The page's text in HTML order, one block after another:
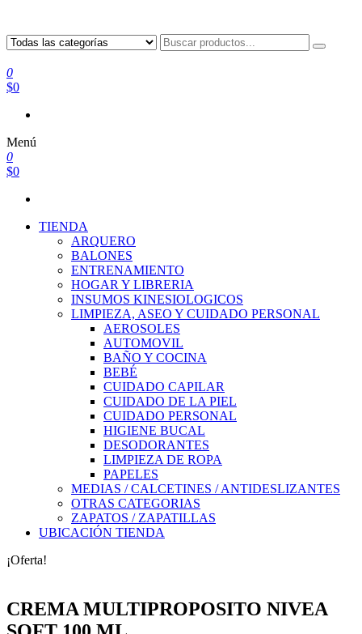
0
$0
Menú
0
$0
TIENDA
ARQUERO
BALONES
ENTRENAMIENTO
HOGAR Y LIBRERIA
INSUMOS KINESIOLOGICOS
LIMPIEZA, ASEO Y CUIDADO PERSONAL
AEROSOLES
AUTOMOVIL
BAÑO Y COCINA
BEBÉ
CUIDADO CAPILAR
CUIDADO DE LA PIEL
CUIDADO PERSONAL
HIGIENE BUCAL
DESODORANTES
LIMPIEZA DE ROPA
PAPELES
MEDIAS / CALCETINES / ANTIDESLIZANTES
OTRAS CATEGORIAS
ZAPATOS / ZAPATILLAS
UBICACIÓN TIENDA
¡Oferta!
CREMA MULTIPROPOSITO NIVEA